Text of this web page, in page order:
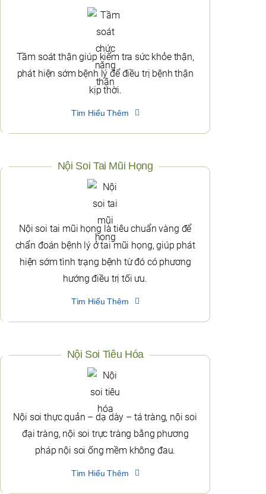
Tầm soát thận giúp kiểm tra sức khỏe thận,
phát hiện sớm bệnh lý để điều trị bệnh thận
kịp thời.
Tìm Hiểu Thêm
Nội Soi Tai Mũi Họng
Nội soi tai mũi họng là tiêu chuẩn vàng để
chẩn đoán bệnh lý ở tai mũi họng, giúp phát
hiện sớm tình trạng bệnh từ đó có phương
hướng điều trị tối ưu.
Tìm Hiểu Thêm
Nội Soi Tiêu Hóa
Nội soi thực quản – dạ dày – tá tràng, nội soi
đại tràng, nội soi trực tràng bằng phương
pháp nội soi ống mềm không đau.
Tìm Hiểu Thêm